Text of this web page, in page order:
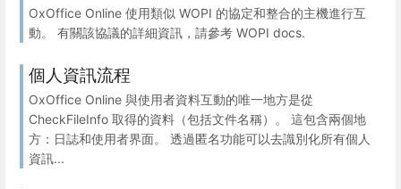
OxOffice Online 使用類似 WOPI 的協定和整合的主機進行互
動。 有關該協議的詳細資訊，請參考 WOPI docs.
個人資訊流程
OxOffice Online 與使用者資料互動的唯一地方是從
CheckFileInfo 取得的資料（包括文件名稱）。 這包含兩個地
方：日誌和使用者界面。 透過匿名功能可以去識別化所有個人
資訊...